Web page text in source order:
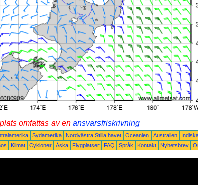
omfattas av en ansvarsfriskrivning
Sydamerika Nordvästra Stilla havet Oceanien Australien
Klimat Cykloner Åska Flygplatser FAQ Språk Kontakt Nyhetsbrev